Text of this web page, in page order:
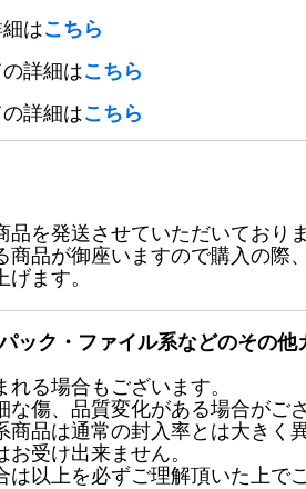
はこちら
詳細はこちら
詳細はこちら
を発送させていただいておりま
品が御座いますので購入の際
ます。
ック・ファイル系などのその他
る場合もございます。
傷、品質変化がある場合がござ
品は通常の封入率とは大きく
受け出来ません。
以上を必ずご理解頂いた上で